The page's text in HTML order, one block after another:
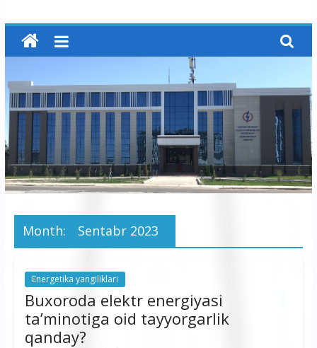
elektr
tarmoqlari
korxonasi”
AJ
“Buxoro
hududiy
korxonasi”
Month: Sentabr 2023
Energetika yangiliklari
Buxoroda elektr energiyasi
ta’minotiga oid tayyorgarlik
qanday?